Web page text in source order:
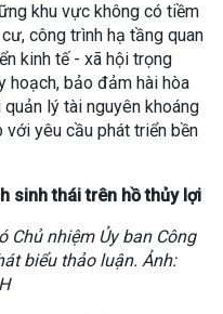
khu vực không có tiềm
công trình hạ tầng quan
kinh tế - xã hội trọng
hoạch, bảo đảm hài hòa
lý tài nguyên khoáng
yêu cầu phát triển bền
sinh thái trên hồ thủy lợi
Chủ nhiệm Ủy ban Công
biểu thảo luận. Ảnh: